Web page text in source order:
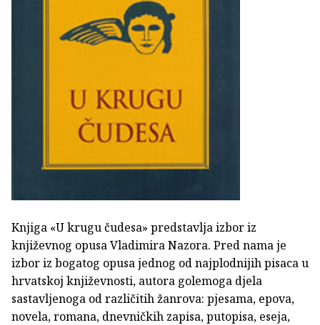
Knjiga «U krugu čudesa» predstavlja izbor iz
književnog opusa Vladimira Nazora. Pred nama je
izbor iz bogatog opusa jednog od najplodnijih pisaca u
hrvatskoj književnosti, autora golemoga djela
sastavljenoga od različitih žanrova: pjesama, epova,
novela, romana, dnevničkih zapisa, putopisa, eseja,